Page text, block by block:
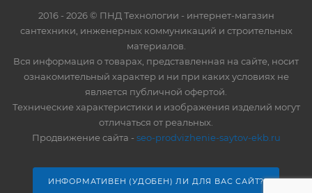
2016 - 2026 © ПНД Технологии - интернет-магазин
сантехники, инженерных коммуникаций и строительных
материалов.
Вся информация о товарах, представленная на сайте, носит
ознакомительный характер и ни при каких условиях не
является публичной офертой.
Технические характеристики и изображения изделий могут
отличаться от реальных.
Продвижение сайта - seo-prodvizhenie-saytov-ekb.ru
ИНФОРМАТИВЕН (УДОБЕН) ЛИ ДЛЯ ВАС САЙТ?